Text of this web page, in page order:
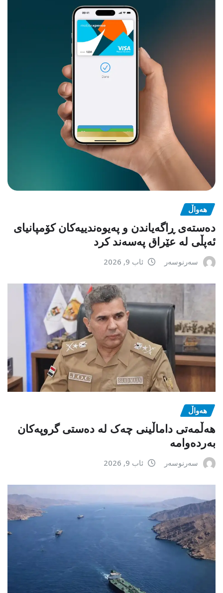
هەواڵ
دەستەی ڕاگەیاندن و پەیوەندییەکان کۆمپانیای
ئەپڵی لە عێراق پەسەند کرد
سەرنوسەر ئاب 9, 2026
هەواڵ
هەڵمەتی داماڵینی چەک لە دەستی گروپەکان
بەردەوامە
سەرنوسەر ئاب 9, 2026